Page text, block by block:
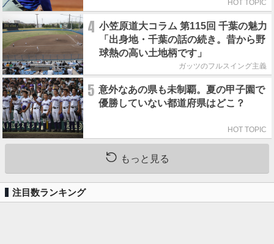
HOT TOPIC
4 小笠原道大コラム 第115回 千葉の魅力
「出身地・千葉の話の続き。昔から野
球熱の高い土地柄です」
ガッツのフルスイング主義
5 意外なあの県も未制覇。夏の甲子園で
優勝していない都道府県はどこ？
HOT TOPIC
もっと見る
注目数ランキング